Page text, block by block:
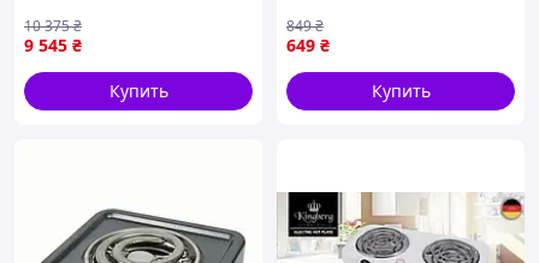
9 545 ₴
10 375₴
Купить
переносная электроплита
для кухни
649 ₴
849₴
Купить